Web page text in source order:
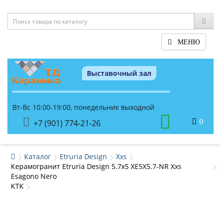
МЕНЮ
Выставочный зал
Вт-Вс 10:00-19:00, понедельник выходной
+7 (901) 774-21-26 0
Каталог Etruria Design
Xxs
Керамогранит Etruria Design 5.7x5 XE5X5.7-NR Xxs
Esagono Nero
KTK